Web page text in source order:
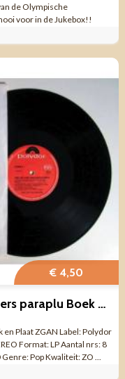
de Olympische
voor in de Jukebox!!
€ 4,50
James Last Swingt onder moeders paraplu Boek en Plaat ZGAN
Plaat ZGAN Label: Polydor
Format: LP Aantal nrs: 8
Pop Kwaliteit: ZO ...